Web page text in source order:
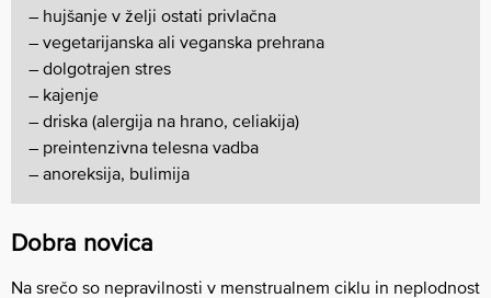
– hujšanje v želji ostati privlačna
– vegetarijanska ali veganska prehrana
– dolgotrajen stres
– kajenje
– driska (alergija na hrano, celiakija)
– preintenzivna telesna vadba
– anoreksija, bulimija
Dobra novica
Na srečo so nepravilnosti v menstrualnem ciklu in neplodnost